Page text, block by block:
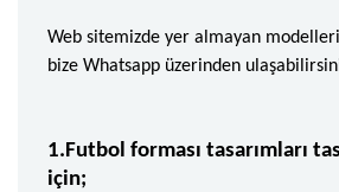
Web sitemizde yer almayan
bize Whatsapp üzerinden
1.Futbol forması tasarımları
için;